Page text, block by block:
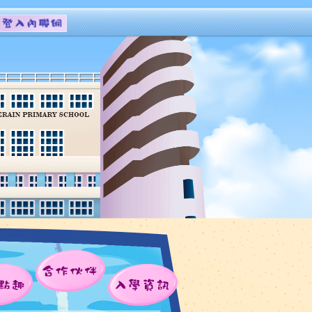
趣
合作伙伴
入學資訊